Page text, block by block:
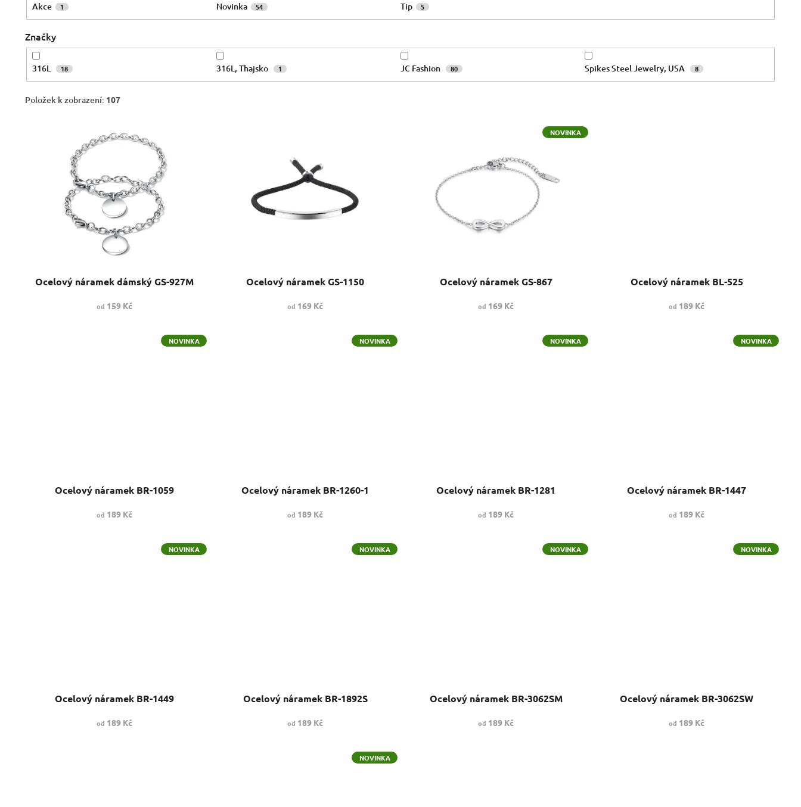
Akce 1 Novinka 54 Tip 5
Značky
316L 18 316L, Thajsko 1 JC Fashion 80 Spikes Steel Jewelry, USA 8
Položek k zobrazení: 107
Ocelový náramek dámský GS-927M
od 159 Kč
Ocelový náramek GS-1150
od 169 Kč
NOVINKA
Ocelový náramek GS-867
od 169 Kč
Ocelový náramek BL-525
od 189 Kč
NOVINKA
Ocelový náramek BR-1059
od 189 Kč
NOVINKA
Ocelový náramek BR-1260-1
od 189 Kč
NOVINKA
Ocelový náramek BR-1281
od 189 Kč
NOVINKA
Ocelový náramek BR-1447
od 189 Kč
NOVINKA
Ocelový náramek BR-1449
od 189 Kč
NOVINKA
Ocelový náramek BR-1892S
od 189 Kč
NOVINKA
Ocelový náramek BR-3062SM
od 189 Kč
NOVINKA
Ocelový náramek BR-3062SW
od 189 Kč
NOVINKA